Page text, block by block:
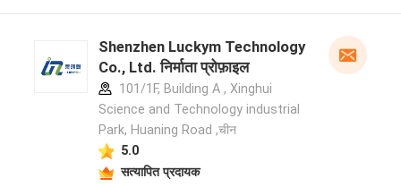
Shenzhen Luckym Technology
Co., Ltd. निर्माता प्रोफ़ाइल
101/1F, Building A , Xinghui
Science and Technology industrial
Park, Huaning Road ,चीन
5.0
सत्यापित प्रदायक